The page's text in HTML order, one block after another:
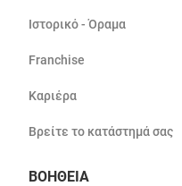
Ιστορικό - Όραμα
Franchise
Καριέρα
Βρείτε το κατάστημά σας
ΒΟΗΘΕΙΑ